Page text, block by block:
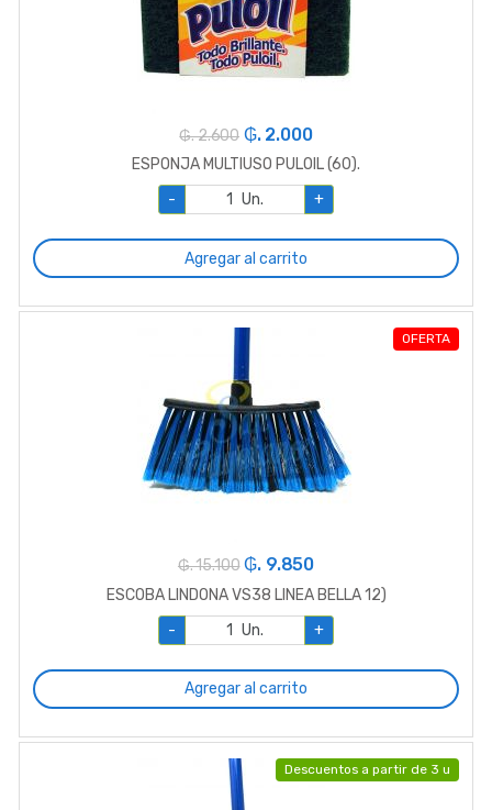
₲. 2.600 ₲. 2.000
ESPONJA MULTIUSO PULOIL (60).
-
Un. +
Agregar al carrito
OFERTA
₲. 15.100 ₲. 9.850
ESCOBA LINDONA VS38 LINEA BELLA 12)
-
Un. +
Agregar al carrito
Descuentos a partir de 3 u